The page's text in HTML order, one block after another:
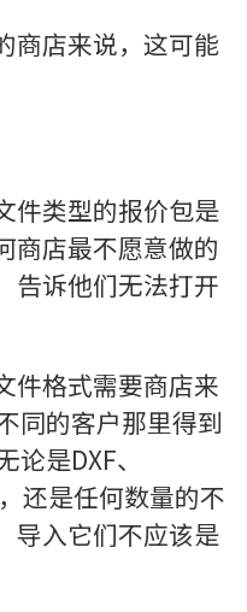
商店来说，这可能
件类型的报价包是
商店最不愿意做的
告诉他们无法打开
件格式需要商店来
同的客户那里得到
是DXF、
还是任何数量的不
导入它们不应该是